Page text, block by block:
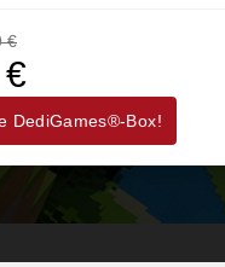
€
DediGames®-Box!